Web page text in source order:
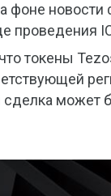
новости
токены
сделка может